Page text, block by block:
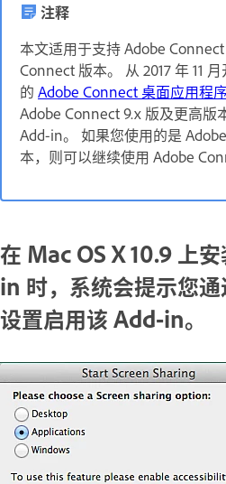
注释
本文适用于支持 Adobe
Connect 版本。 从 2017 年 11
的 Adobe Connect 桌面应用程
Adobe Connect 9.x 版及更高版
Add-in。 如果您使用的是
本，则可以继续使用 Adobe
在 Mac OS X 10.9 上
in 时，系统会提示您
设置启用该 Add-in。